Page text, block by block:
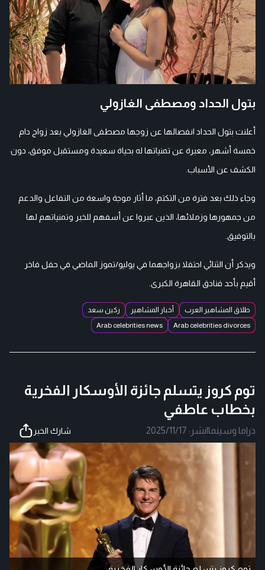
بتول الحداد ومصطفى الغازولي
أعلنت بتول الحداد انفصالها عن زوجها مصطفى الغازولي بعد زواج دام
خمسة أشهر، معبرة عن تمنياتها له بحياة سعيدة ومستقبل موفق، دون
الكشف عن الأسباب.
وجاء ذلك بعد فترة من التكتم، ما أثار موجة واسعة من التفاعل والدعم
من جمهورها وزملائها، الذين عبروا عن أسفهم للخبر وتمنياتهم لها
بالتوفيق.
ويذكر أن الثنائي احتفلا بزواجهما في يوليو/تموز الماضي في حفل فاخر
أقيم بأحد فنادق القاهرة الكبرى.
طلاق المشاهير العرب أخبار المشاهير
ركين سعد
Arab celebrities divorces
Arab celebrities news
توم كروز يتسلم جائزة الأوسكار الفخرية
بخطاب عاطفي
دراما وسينما|نشر: 2025/11/17 شارك الخبر